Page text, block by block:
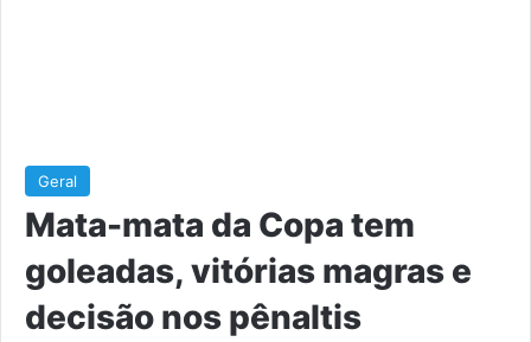
Geral
Mata-mata da Copa tem
goleadas, vitórias magras e
decisão nos pênaltis